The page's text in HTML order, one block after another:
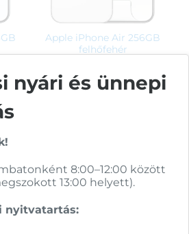
Apple iPhone Air 256GB
felhőfehér
407 900Ft
Összevet
KOSÁRBA
Apple iPhone Air
6,5″ Super Retina XDR OLED
nyári és ünnepi
8:00–12:00 között
13:00 helyett).
nyitvatartás: